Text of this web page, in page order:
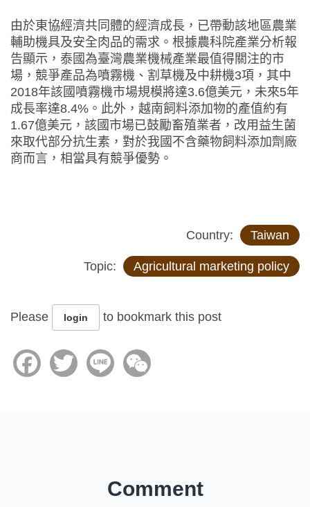
由於東協經濟共同體的經濟成長，已帶動該地區農業
輔助機具及安全肉品的需求。根據農科院產業分析報
告顯示，泰國為臺灣農業機械產業最值得關注的市
場，競爭產品為噴霧機、割草機及中耕機3項，其中
2018年該國噴霧機市場規模將達3.6億美元，未來5年
成長率達8.4%。此外，越南飼料添加物的產值約有
1.67億美元，該國市場已鼓勵畜殖業者，改用益生菌
來取代部分抗生素，對於我國不含藥物飼料添加劑廠
商而言，相當具有競爭優勢。
Country: Taiwan
Topic: Agricultural marketing policy
Please login to bookmark this post
FacebookTwitter Line
Comment